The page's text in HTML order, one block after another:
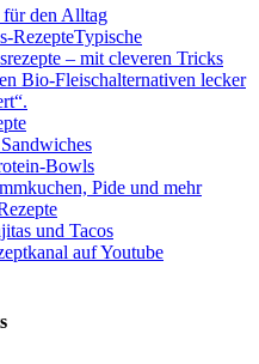
für den Alltag
RezepteTypische
– mit cleveren Tricks
Bio-Fleischalternativen lecker
Bowls
Pide und mehr
und Tacos
auf Youtube